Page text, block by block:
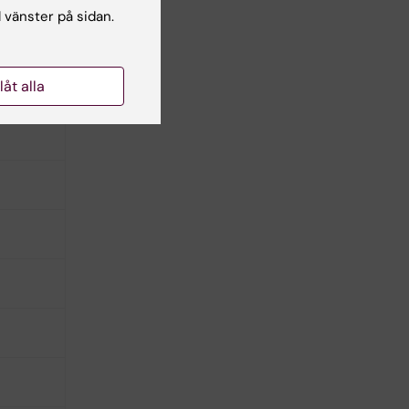
på sidan.
alla